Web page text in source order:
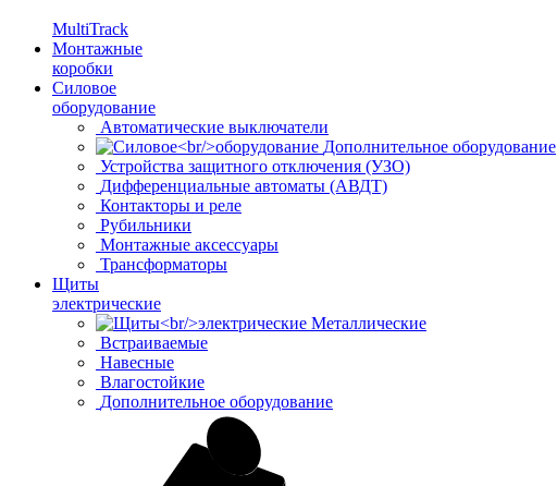
MultiTrack
Монтажные
коробки
Силовое
оборудование
Автоматические выключатели
Дополнительное оборудование
Устройства защитного отключения (УЗО)
Дифференциальные автоматы (АВДТ)
Контакторы и реле
Рубильники
Монтажные аксессуары
Трансформаторы
Щиты
электрические
Металлические
Встраиваемые
Навесные
Влагостойкие
Дополнительное оборудование